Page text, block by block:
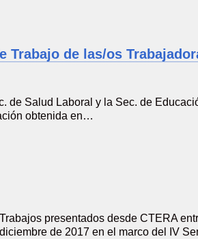
Trabajo de las/os
de Salud Laboral y la Sec. de
obtenida en…
Trabajos presentados desde CTERA
diciembre de 2017 en el marco del IV